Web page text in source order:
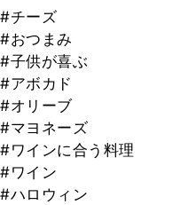
#チーズ
#おつまみ
#子供が喜ぶ
#アボカド
#オリーブ
#マヨネーズ
#ワインに合う料理
#ワイン
#ハロウィン